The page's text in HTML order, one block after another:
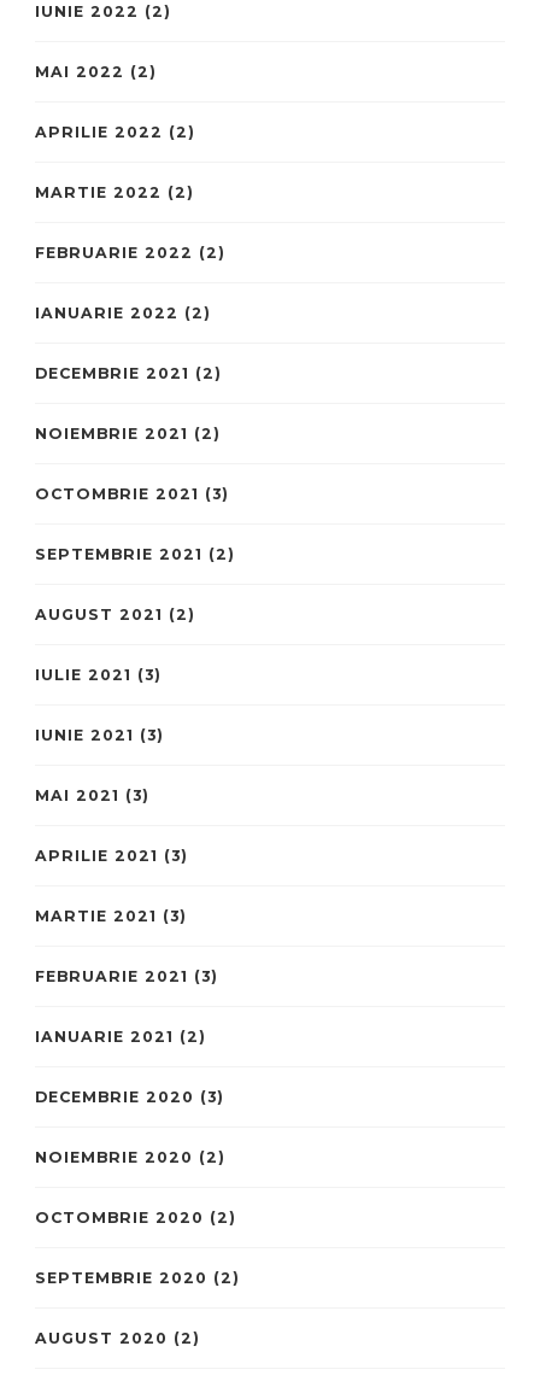
IUNIE 2022 (2)
MAI 2022 (2)
APRILIE 2022 (2)
MARTIE 2022 (2)
FEBRUARIE 2022 (2)
IANUARIE 2022 (2)
DECEMBRIE 2021 (2)
NOIEMBRIE 2021 (2)
OCTOMBRIE 2021 (3)
SEPTEMBRIE 2021 (2)
AUGUST 2021 (2)
IULIE 2021 (3)
IUNIE 2021 (3)
MAI 2021 (3)
APRILIE 2021 (3)
MARTIE 2021 (3)
FEBRUARIE 2021 (3)
IANUARIE 2021 (2)
DECEMBRIE 2020 (3)
NOIEMBRIE 2020 (2)
OCTOMBRIE 2020 (2)
SEPTEMBRIE 2020 (2)
AUGUST 2020 (2)